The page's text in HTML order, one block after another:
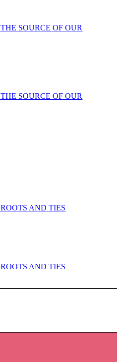
SOURCE OF OUR
SOURCE OF OUR
AND TIES
AND TIES